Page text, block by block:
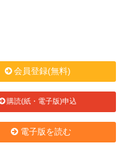
会員登録(無料)
購読(紙・電子版)申込
電子版を読む